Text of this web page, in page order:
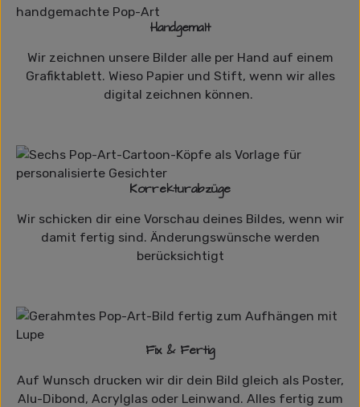
Handgemalt
Wir zeichnen unsere Bilder alle per Hand auf einem
Grafiktablett. Wieso Papier und Stift, wenn wir alles
digital zeichnen können.
Korrekturabzüge
Wir schicken dir eine Vorschau deines Bildes, wenn wir
damit fertig sind. Änderungswünsche werden
berücksichtigt
Fix & Fertig
Auf Wunsch drucken wir dir dein Bild gleich als Poster,
Alu-Dibond, Acrylglas oder Leinwand. Alles fertig zum